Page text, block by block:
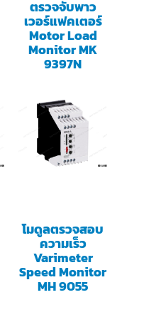
ตรวจจับพาว
เวอร์แฟคเตอร์
Motor Load
Monitor MK
9397N
โมดูลตรวจสอบ
ความเร็ว
Varimeter
Speed Monitor
MH 9055